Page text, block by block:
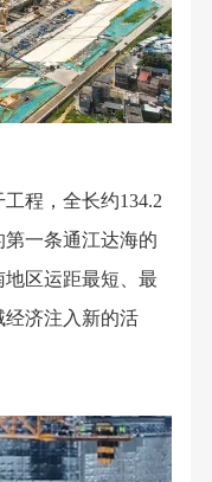
程，全长约134.2
一条通江达海的
区运距最短、最
济注入新的活